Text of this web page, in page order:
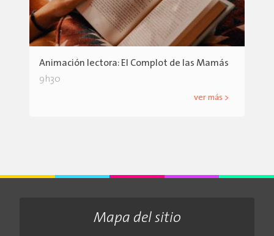
Animación lectora: El Complot de las Mamás
9h30
ver más >
Mapa del sitio